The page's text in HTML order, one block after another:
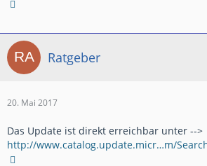
Ratgeber
20. Mai 2017
Das Update ist direkt erreichbar unter -->
http://www.catalog.update.micr…m/